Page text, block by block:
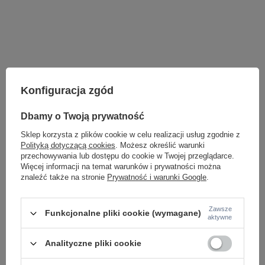
KINKIETY NAD LUSTRO
ŻYRANDOLE
LAMPKI NOCNE
ŻYRANDOLE KRYSZTAŁOWE
LAMPY WISZĄCE CZARNE
LAMPY WISZĄCE - OKRĘGI
Konfiguracja zgód
Dbamy o Twoją prywatność
Sklep korzysta z plików cookie w celu realizacji usług zgodnie z
Polityką dotyczącą cookies. Możesz określić warunki
przechowywania lub dostępu do cookie w Twojej przeglądarce.
Więcej informacji na temat warunków i prywatności można
znaleźć także na stronie Prywatność i warunki Google.
Funkcjonalne pliki cookie (wymagane)
Zawsze
aktywne
Analityczne pliki cookie